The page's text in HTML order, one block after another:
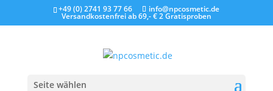
+49 (0) 2741 93 77 66 info@npcosmetic.de
Versandkostenfrei ab 69,- €2 Gratisproben
Seite wählen